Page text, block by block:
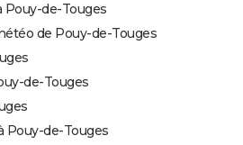
Pouy-de-Touges
de Pouy-de-Touges
de-Touges
Pouy-de-Touges